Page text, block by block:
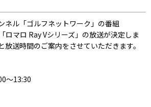
ネル「ゴルフネットワーク」の番組
ロマロ Ray Vシリーズ」の放送が決定しま
放送時間のご案内をさせていただきます。
～13:30